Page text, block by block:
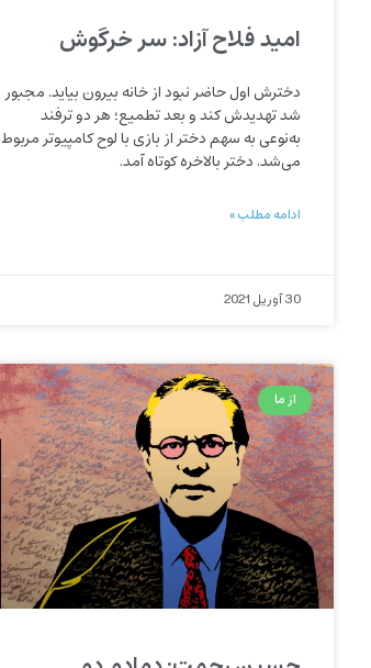
امید فلاح آزاد: سر خرگوش
دخترش اول حاضر نبود از خانه بیرون بیاید. مجبور
شد تهدیدش کند و بعد تطمیع؛ هر دو ترفند
به‌نوعی به سهم دختر از بازی با لوح کامپیوتر مربوط
می‌شد. دختر بالاخره کوتاه آمد.
ادامه مطلب »
30 آوریل 2021
از ما